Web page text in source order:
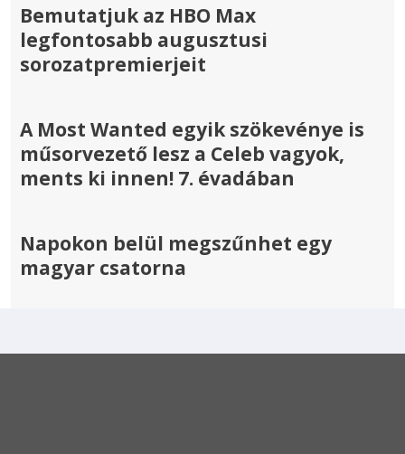
Bemutatjuk az HBO Max
legfontosabb augusztusi
sorozatpremierjeit
A Most Wanted egyik szökevénye is
műsorvezető lesz a Celeb vagyok,
ments ki innen! 7. évadában
Napokon belül megszűnhet egy
magyar csatorna